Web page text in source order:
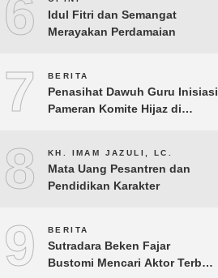
Perekonomian Rakyatnya
6
Idul Fitri dan Semangat
Merayakan Perdamaian
7 BERITA
Penasihat Dawuh Guru Inisiasi
Pameran Komite Hijaz di
8 KH. IMAM JAZULI, LC.
Mata Uang Pesantren dan
Pendidikan Karakter
9 BERITA
Sutradara Beken Fajar
Bustomi Mencari Aktor Terbaik